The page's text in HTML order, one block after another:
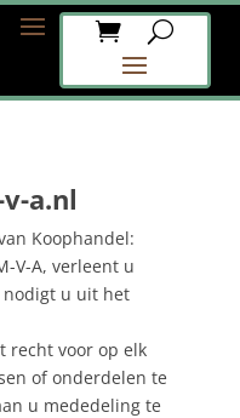
a.nl
Koophandel:
V-A, verleent u
u uit het
recht voor op elk
of onderdelen te
u mededeling te